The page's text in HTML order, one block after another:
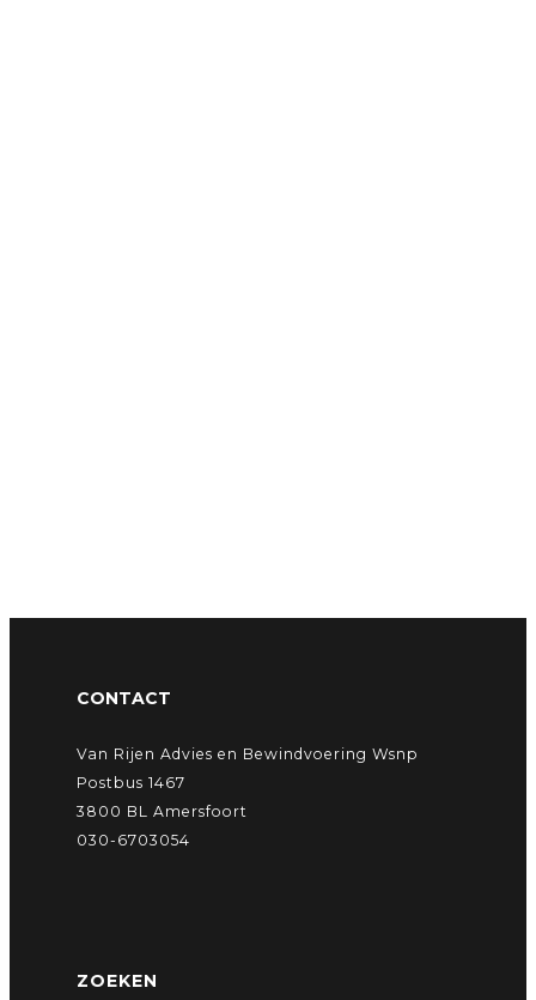
CONTACT
Van Rijen Advies en Bewindvoering Wsnp
Postbus 1467
3800 BL Amersfoort
030-6703054
ZOEKEN